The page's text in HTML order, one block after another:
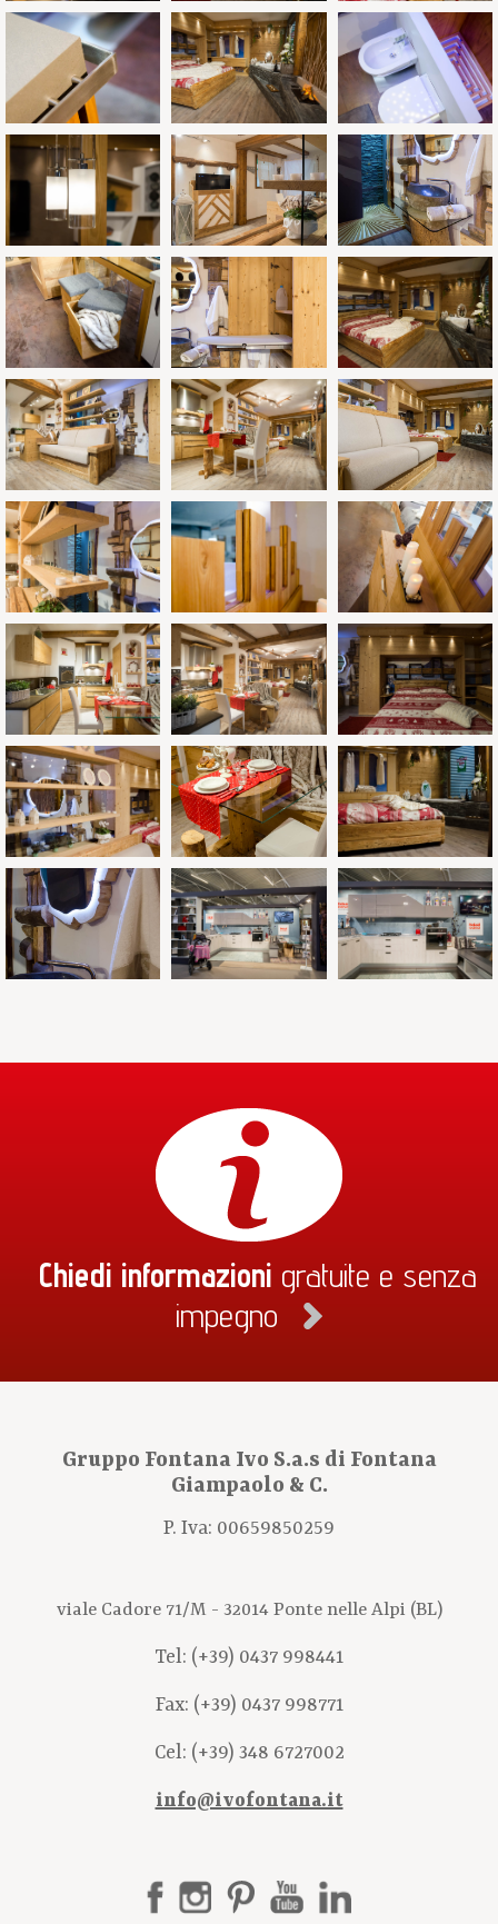
Chiedi informazioni gratuite e senza
impegno
Gruppo Fontana Ivo S.a.s di Fontana
Giampaolo & C.
P. Iva: 00659850259
viale Cadore 71/M - 32014 Ponte nelle Alpi (BL)
Tel: (+39) 0437 998441
Fax: (+39) 0437 998771
Cel: (+39) 348 6727002
info@ivofontana.it